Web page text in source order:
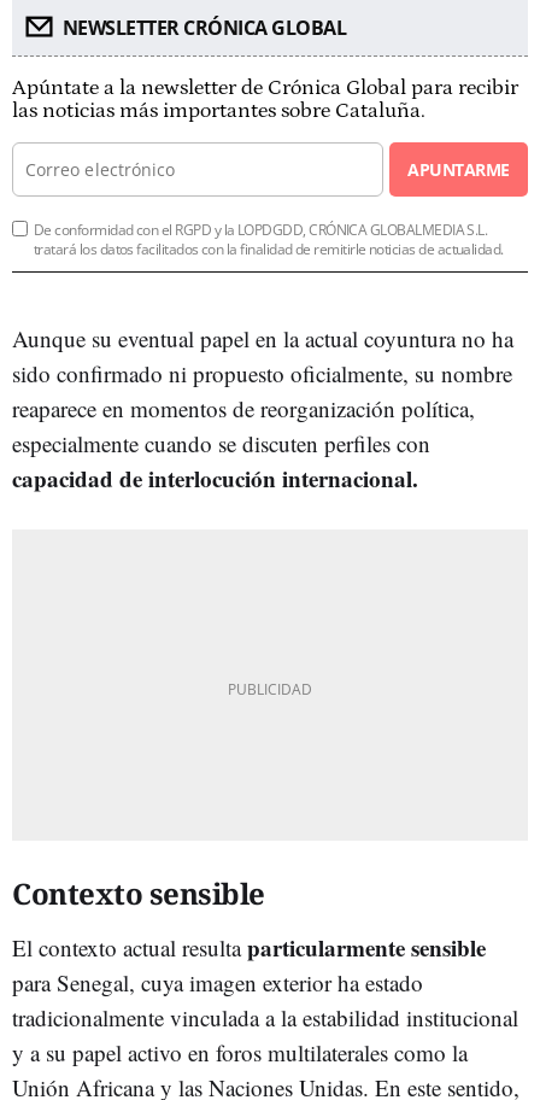
NEWSLETTER CRÓNICA GLOBAL
Apúntate a la newsletter de Crónica Global para recibir
las noticias más importantes sobre Cataluña.
APUNTARME
De conformidad con el RGPD y la LOPDGDD, CRÓNICA GLOBALMEDIA S.L.
tratará los datos facilitados con la finalidad de remitirle noticias de actualidad.
Aunque su eventual papel en la actual coyuntura no ha
sido confirmado ni propuesto oficialmente, su nombre
reaparece en momentos de reorganización política,
especialmente cuando se discuten perfiles con
capacidad de interlocución internacional.
Contexto sensible
El contexto actual resultaparticularmente sensible
para Senegal, cuya imagen exterior ha estado
tradicionalmente vinculada a la estabilidad institucional
y a su papel activo en foros multilaterales como la
Unión Africana y las Naciones Unidas. En este sentido,